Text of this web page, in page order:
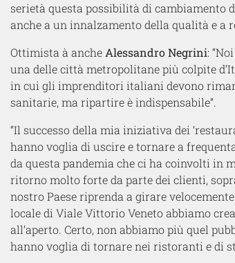
serietà questa possibilità di cambiamento
anche a un innalzamento della qualità e a
Ottimista à anche Alessandro Negrini:
una delle città metropolitane più colpite
in cui gli imprenditori italiani devono
sanitarie, ma ripartire è indispensabile”.
“Il successo della mia iniziativa dei
hanno voglia di uscire e tornare a
da questa pandemia che ci ha coinvolti in
ritorno molto forte da parte dei clienti,
nostro Paese riprenda a girare
locale di Viale Vittorio Veneto abbiamo
all’aperto. Certo, non abbiamo più quel
hanno voglia di tornare nei ristoranti e di